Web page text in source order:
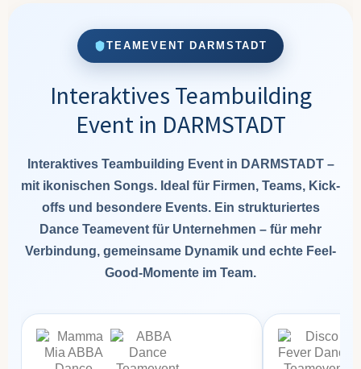
TEAMEVENT DARMSTADT
Interaktives Teambuilding
Event in DARMSTADT
Interaktives Teambuilding Event in DARMSTADT –
mit ikonischen Songs. Ideal für Firmen, Teams, Kick-
offs und besondere Events. Ein strukturiertes
Dance Teamevent für Unternehmen – für mehr
Verbindung, gemeinsame Dynamik und echte Feel-
Good-Momente im Team.